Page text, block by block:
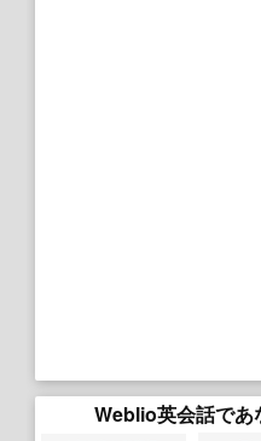
Weblio英会話であ